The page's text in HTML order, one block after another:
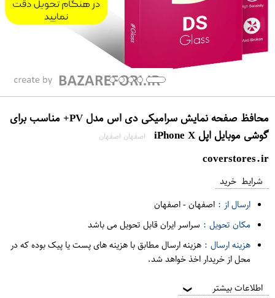
محافظ صفحه نمایش سرامیکی دی اس مدل PV+ مناسب برای
گوشی موبایل اپل iPhone X
اصفهان اصفهان
coverstores.ir
شرایط خرید
ارسال از : اصفهان-اصفهان
مکان تحویل : سراسر ایران قابل تحویل می باشد
هزینه ارسال : هزینه ارسال مطابق با هزینه های پست یا پیک بوده که در
محل از خریدار اخذ خواهد شد.
اطلاعات بیشتر ❯